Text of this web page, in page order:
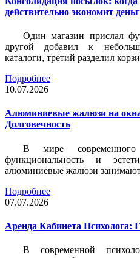
действительно экономит
Один магазин прислал
другой добавил к
каталоги, третий разделил
Подробнее
10.07.2026
Алюминиевые жалюзи на
Долговечность
В мире современного
функциональность и
алюминиевые жалюзи занимают
Подробнее
07.07.2026
Аренда Кабинета Психолога:
В современной